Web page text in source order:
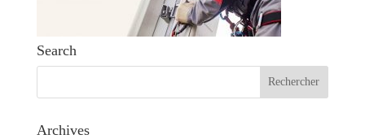
Search
Archives